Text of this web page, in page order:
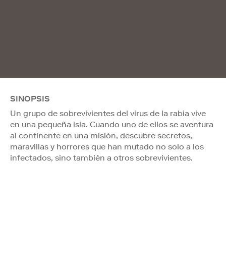
SINOPSIS
Un grupo de sobrevivientes del virus de la rabia vive
en una pequeña isla. Cuando uno de ellos se aventura
al continente en una misión, descubre secretos,
maravillas y horrores que han mutado no solo a los
infectados, sino también a otros sobrevivientes.